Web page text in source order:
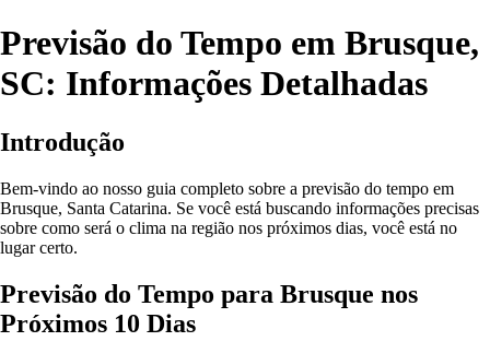
Previsão do Tempo em Brusque,
SC: Informações Detalhadas
Introdução
Bem-vindo ao nosso guia completo sobre a previsão do tempo em
Brusque, Santa Catarina. Se você está buscando informações precisas
sobre como será o clima na região nos próximos dias, você está no
lugar certo.
Previsão do Tempo para Brusque nos
Próximos 10 Dias